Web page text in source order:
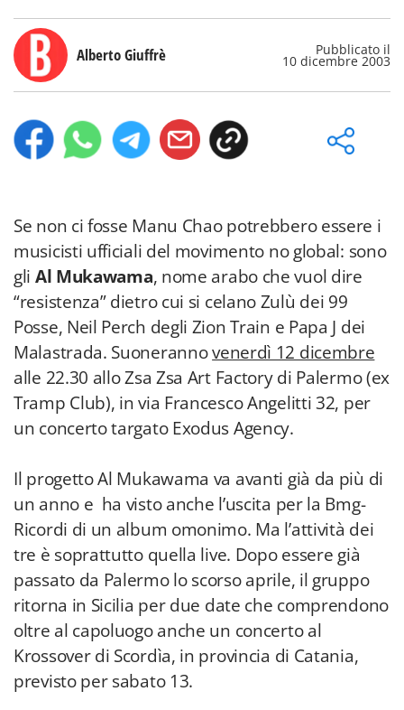
Alberto Giuffrè Pubblicato il
10 dicembre 2003
Se non ci fosse Manu Chao potrebbero essere i
musicisti ufficiali del movimento no global: sono
gli Al Mukawama, nome arabo che vuol dire
“resistenza” dietro cui si celano Zulù dei 99
Posse, Neil Perch degli Zion Train e Papa J dei
Malastrada. Suonerannovenerdì 12 dicembre
alle 22.30 allo Zsa Zsa Art Factory di Palermo (ex
Tramp Club), in via Francesco Angelitti 32, per
un concerto targato Exodus Agency.
Il progetto Al Mukawama va avanti già da più di
un anno e ha visto anche l’uscita per la Bmg-
Ricordi di un album omonimo. Ma l’attività dei
tre è soprattutto quella live. Dopo essere già
passato da Palermo lo scorso aprile, il gruppo
ritorna in Sicilia per due date che comprendono
oltre al capoluogo anche un concerto al
Krossover di Scordìa, in provincia di Catania,
previsto per sabato 13.